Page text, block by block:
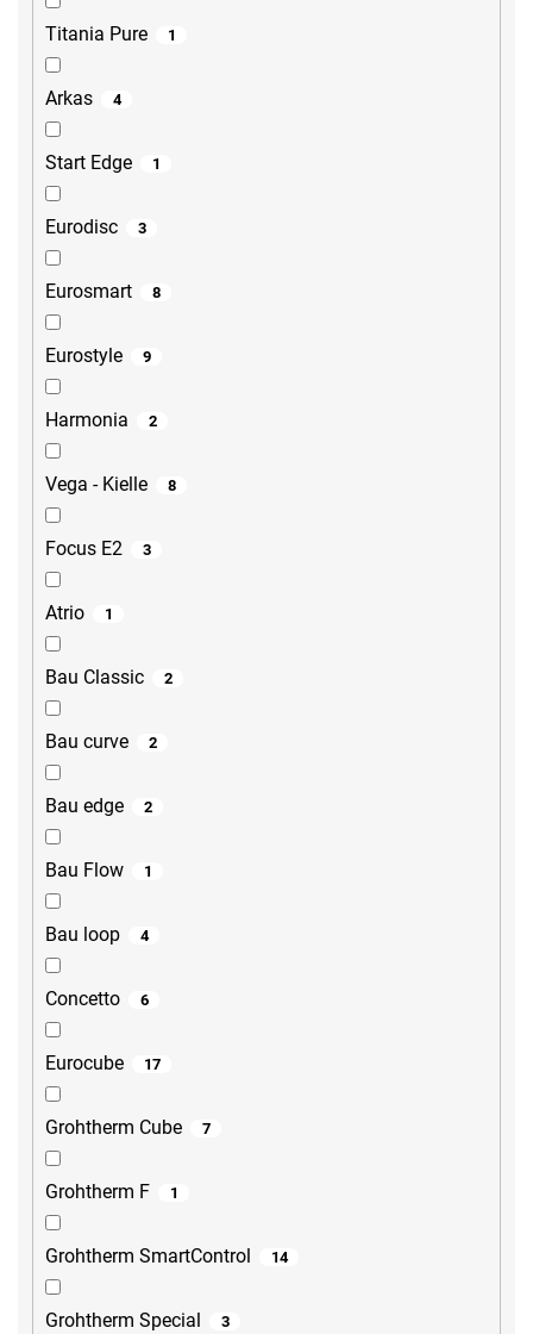
Titania Pure 1
Arkas 4
Start Edge 1
Eurodisc 3
Eurosmart 8
Eurostyle 9
Harmonia 2
Vega - Kielle 8
Focus E2 3
Atrio 1
Bau Classic 2
Bau curve 2
Bau edge 2
Bau Flow 1
Bau loop 4
Concetto 6
Eurocube 17
Grohtherm Cube 7
Grohtherm F 1
Grohtherm SmartControl 14
Grohtherm Special 3